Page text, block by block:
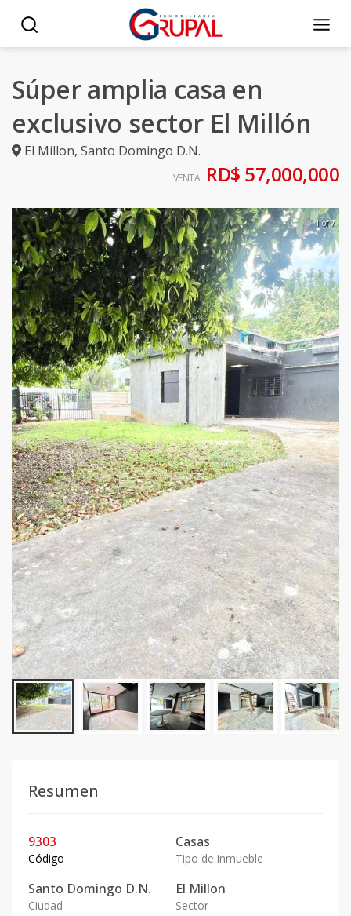
Súper amplia casa en
exclusivo sector El Millón
El Millon, Santo Domingo D.N.
VENTA RD$ 57,000,000
1 of 7
Resumen
9303
Código
Casas
Tipo de inmueble
Santo Domingo D.N.
Ciudad
El Millon
Sector